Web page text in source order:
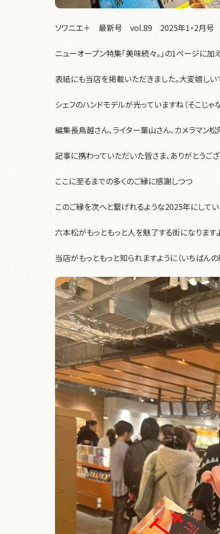
ソワニエ＋ 最新号 vol.89 2025年1・2月号
ニューオープン特集「美味続々。」の1ページに加
表紙にも当店を掲載いただきました。大変嬉しい
シェフのハンドモデルが光っていますね（そこじゃな
編集長鳥越さん、ライター葉山さん、カメラマン
記事に携わっていただいた皆さま、ありがとうござ
ここに至るまでの多くのご縁に感謝しつつ
このご縁を次へと繋げれるような2025年にしてい
六本松がもっともっと人を魅了する街になります
当店がもっともっと知られますように（いちばんの